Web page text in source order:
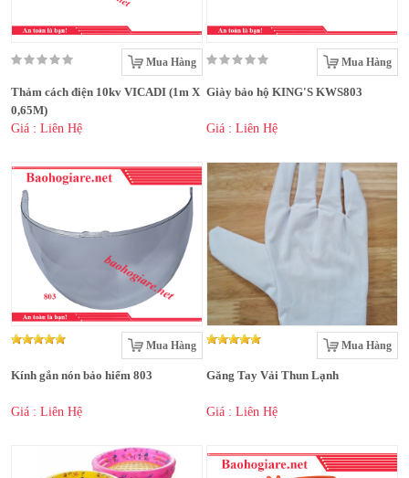
Mua Hàng
Thảm cách điện 10kv VICADI (1m X
0,65M)
Giá : Liên Hệ
Mua Hàng
Giày bảo hộ KING'S KWS803
Giá : Liên Hệ
Mua Hàng
Kính gắn nón bảo hiểm 803
Giá : Liên Hệ
Mua Hàng
Găng Tay Vải Thun Lạnh
Giá : Liên Hệ